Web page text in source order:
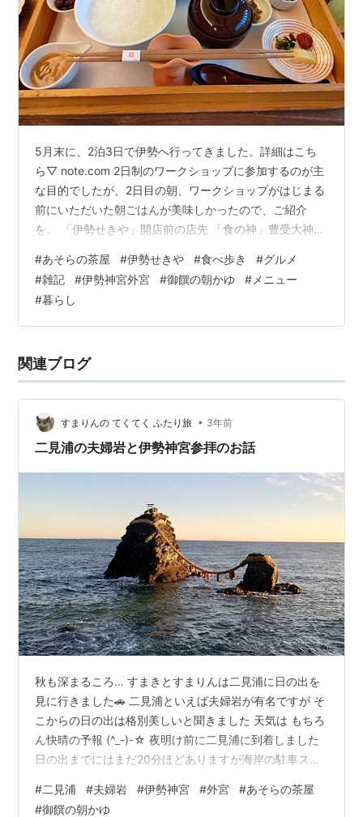
5月末に、2泊3日で伊勢へ行ってきました。詳細はこち
ら▽ note.com 2日制のワークショップに参加するのが主
な目的でしたが、2日目の朝、ワークショップがはじまる
前にいただいた朝ごはんが美味しかったので、ご紹介
を。 「伊勢せきや」開店前の店先 「食の神」豊受大神を
ある「あそらの茶屋」。早朝から行列ができる人気店で
す。 asoranochaya.com お目当ては「御饌の朝かゆ」。
御饌（みけ）とは、神様へのお供物、尊い食べ物という
意味だそうです。 朝のおしながきはこちら▽ 「どれにし
なりなが…
#あそらの茶屋 #伊勢せきや #食べ歩き #グルメ
#雑記 #伊勢神宮外宮 #御饌の朝かゆ # メニュー
#暮らし
関連ブログ
すまりんの てくてく ふたり旅 • 3年前
二見浦の夫婦岩と伊勢神宮参拝のお話
秋も深まるころ… すまきとすまりんは二見浦に日の出を
見に行きました🚗 二見浦といえば夫婦岩が有名ですが そ
こからの日の出は格別美しいと聞きました 天気は もちろ
ん快晴の予報 (^_-)-☆ 夜明け前に二見浦に到着しました
日の出までにはまだ20分ほどありますが海岸の駐車スペ
とめ 寒くて暗い海岸沿いを歩きました🐾🐾 なんとなく
#二見浦 #夫婦岩 #伊勢神宮 #外宮 #あそらの茶屋
#御饌の朝かゆ